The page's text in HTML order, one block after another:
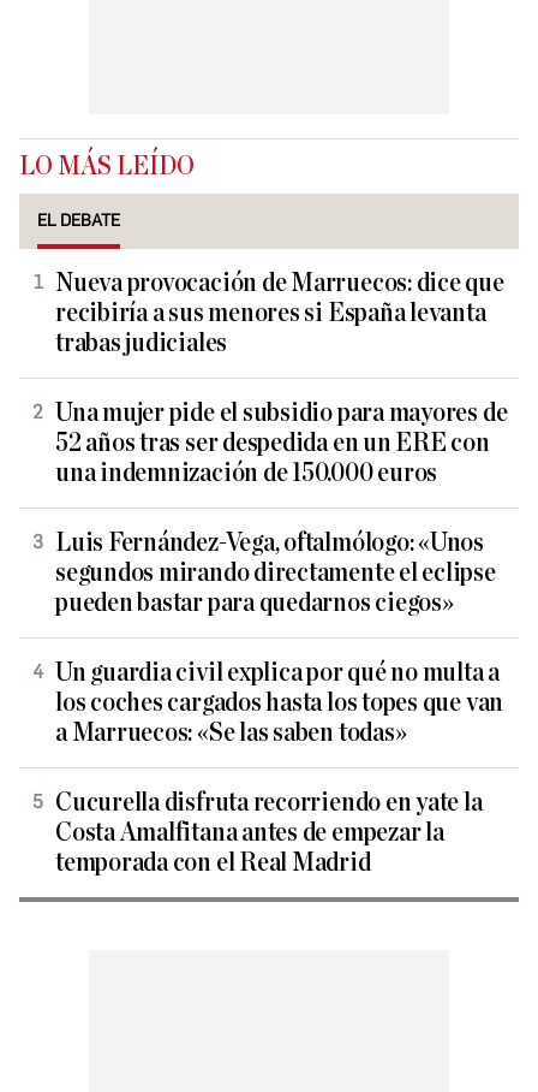
LO MÁS LEÍDO
EL DEBATE
Nueva provocación de Marruecos: dice que
recibiría a sus menores si España levanta
trabas judiciales
Una mujer pide el subsidio para mayores de
52 años tras ser despedida en un ERE con
una indemnización de 150.000 euros
Luis Fernández-Vega, oftalmólogo: «Unos
segundos mirando directamente el eclipse
pueden bastar para quedarnos ciegos»
Un guardia civil explica por qué no multa a
los coches cargados hasta los topes que van
a Marruecos: «Se las saben todas»
Cucurella disfruta recorriendo en yate la
Costa Amalfitana antes de empezar la
temporada con el Real Madrid